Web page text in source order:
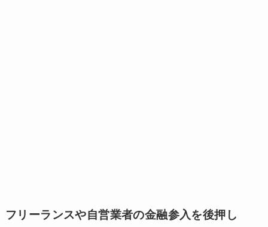
フリーランスや自営業者の金融参入を後押し